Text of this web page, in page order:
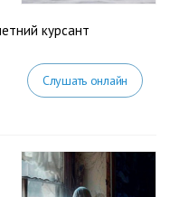
курсант
Слушать онлайн